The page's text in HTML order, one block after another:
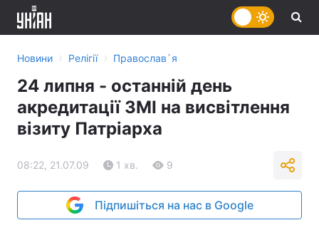
Новини › Релігії › Православ`я
24 липня - останній день
акредитації ЗМІ на висвітлення
візиту Патріарха
08:22, 21.07.09 1 хв. 9
Підпишіться на нас в Google